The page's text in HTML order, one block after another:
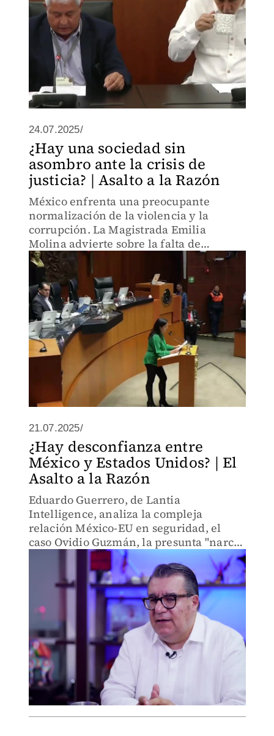
24.07.2025/
¿Hay una sociedad sin
asombro ante la crisis de
justicia? | Asalto a la Razón
México enfrenta una preocupante
normalización de la violencia y la
corrupción. La Magistrada Emilia
Molina advierte sobre la falta de
reacción social ante crímenes atroces y
escándalos políticos.
21.07.2025/
¿Hay desconfianza entre
México y Estados Unidos? | El
Asalto a la Razón
Eduardo Guerrero, de Lantia
Intelligence, analiza la compleja
relación México-EU en seguridad, el
caso Ovidio Guzmán, la presunta "narco-
fiscalía" en Sinaloa y los graves vínculos
del crimen organizado con
exfuncionarios en Tabasco.